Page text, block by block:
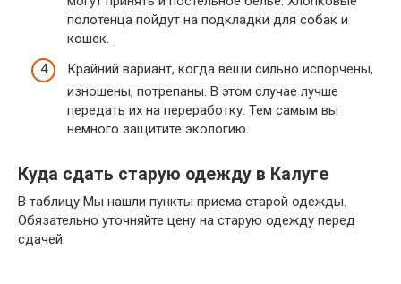
полотенца пойдут на подкладки для собак и
кошек.
Крайний вариант, когда вещи сильно испорчены,
изношены, потрепаны. В этом случае лучше
передать их на переработку. Тем самым вы
немного защитите экологию.
Куда сдать старую одежду в Калуге
В таблицу Мы нашли пункты приема старой одежды.
Обязательно уточняйте цену на старую одежду перед
сдачей.